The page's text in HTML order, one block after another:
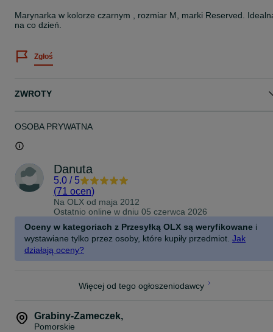
Marynarka w kolorze czarnym , rozmiar M, marki Reserved.
na co dzień.
Zgłoś
ZWROTY
OSOBA PRYWATNA
Danuta
5.0 / 5
(71 ocen)
Na OLX od maja 2012
Ostatnio online w dniu 05 czerwca 2026
Oceny w kategoriach z Przesyłką OLX są weryfikowane i
wystawiane tylko przez osoby, które kupiły przedmiot. Jak
działają oceny?
Więcej od tego ogłoszeniodawcy
Grabiny-Zameczek,
Pomorskie